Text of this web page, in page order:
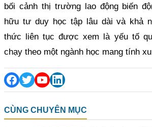
bối cảnh thị trường lao động biến
hữu tư duy học tập lâu dài và khả
thức liên tục được xem là yếu tố
chạy theo một ngành học mang tính
CÙNG CHUYÊN MỤC